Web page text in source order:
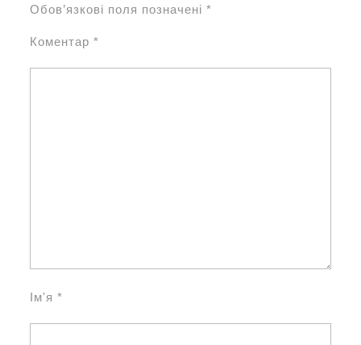
Обов’язкові поля позначені *
Коментар *
Ім'я *